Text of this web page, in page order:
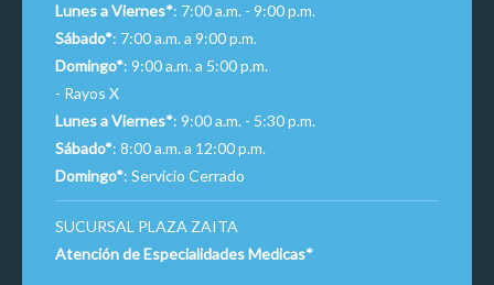
Lunes a Viernes*: 7:00 a.m. - 9:00 p.m.
Sábado*: 7:00 a.m. a 9:00 p.m.
Domingo*: 9:00 a.m. a 5:00 p.m.
- Rayos X
Lunes a Viernes*: 9:00 a.m. - 5:30 p.m.
Sábado*: 8:00 a.m. a 12:00 p.m.
Domingo*: Servicio Cerrado
SUCURSAL PLAZA ZAITA
Atención de Especialidades Medicas*